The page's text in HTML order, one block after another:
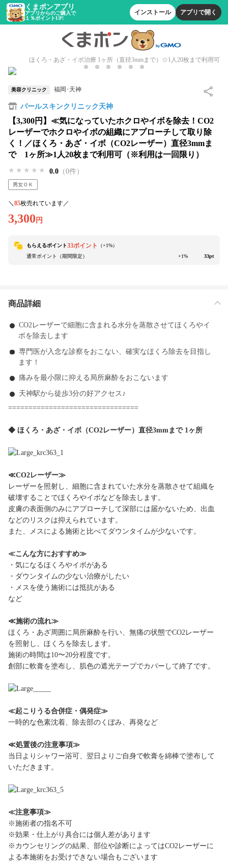
くまポンアプリ
アプリからのご購入で
１％ポイントUP!
インストール アプリで開く
ほくろ・あざ・イボ治療 1ヶ所（直径3mmまで）☆1人20枚まで利用可
美容クリニック 福岡･天神
パールスキンクリニック天神
【3,300円】≪気になっていたホクロやイボを除去！CO2
レーザーでホクロやイボの組織にアプローチして取り除
く！／ほくろ・あざ・イボ（CO2レーザー）直径3mmま
で 1ヶ所≫1人20枚まで利用可（※利用は一回限り）
★★★★★
★★★★★
★★★★★ 0.0 （0件）
男女ＯＫ
＼ 85枚売れています／
3,300 円
もらえるポイント33ポイント （+1%）
通常ポイント（期間限定）
+1% 33pt
商品詳細
CO2レーザーで細胞に含まれる水分を蒸散させてほくろやイ
ボを除去します
専門医が入念な診察をおこない、確実なほくろ除去を目指し
ます！
痛みを最小限に抑える局所麻酔をおこないます
天神駅から徒歩3分の好アクセス♪
================================
◆ ほくろ・あざ・イボ（CO2レーザー）直径3mmまで 1ヶ所
≪CO2レーザー≫
レーザーを照射し、細胞に含まれていた水分を蒸散させて組織を
破壊することでほくろやイボなどを除去します。
皮膚の表面側のみにアプローチして深部には届かないため、出血
などのリスクは抑えられています。
また、メスによる施術と比べてダウンタイムが少ないです。
≪こんな方におすすめ≫
・気になるほくろやイボがある
・ダウンタイムの少ない治療がしたい
・メスを使う施術には抵抗がある
など
≪施術の流れ≫
ほくろ・あざ周囲に局所麻酔を行い、無痛の状態でCO2レーザー
を照射し、ほくろを除去します。
施術の時間は10〜20分程度です。
創部に軟膏を塗布し、肌色の遮光テープでカバーして終了です。
≪起こりうる合併症・偶発症≫
一時的な色素沈着、除去部のくぼみ、再発など
≪処置後の注意事項≫
当日よりシャワー浴可、翌日よりご自身で軟膏を綿棒で塗布して
いただきます。
≪注意事項≫
※施術者の指名不可
※効果・仕上がり具合には個人差があります
※カウンセリングの結果、部位や診断によってはCO2レーザーに
よる本施術をお受けできない場合もございます